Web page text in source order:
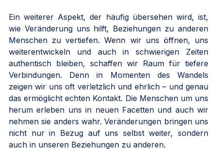
Ein weiterer Aspekt, der häufig übersehen wird, ist,
wie Veränderung uns hilft, Beziehungen zu anderen
Menschen zu vertiefen. Wenn wir uns öffnen, uns
weiterentwickeln und auch in schwierigen Zeiten
authentisch bleiben, schaffen wir Raum für tiefere
Verbindungen. Denn in Momenten des Wandels
zeigen wir uns oft verletzlich und ehrlich – und genau
das ermöglicht echten Kontakt. Die Menschen um uns
herum erleben uns in neuen Facetten und auch wir
nehmen sie anders wahr. Veränderungen bringen uns
nicht nur in Bezug auf uns selbst weiter, sondern
auch in unseren Beziehungen zu anderen.